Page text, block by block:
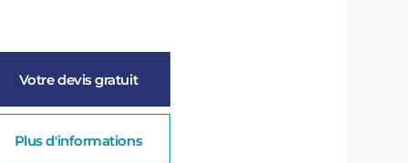
Votre devis gratuit
Plus d'informations